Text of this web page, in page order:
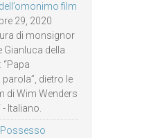
film
29, 2020
di monsignor
Gianluca della
dietro le
di Wim Wenders
Italiano.
Possesso